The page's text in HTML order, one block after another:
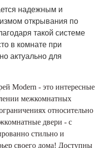
надежным и
открывания по
такой системе
в комнате при
актуально для
Modern - это интересные
межкомнатных
относительно
двери - с
стильно и
своего дома! Доступны